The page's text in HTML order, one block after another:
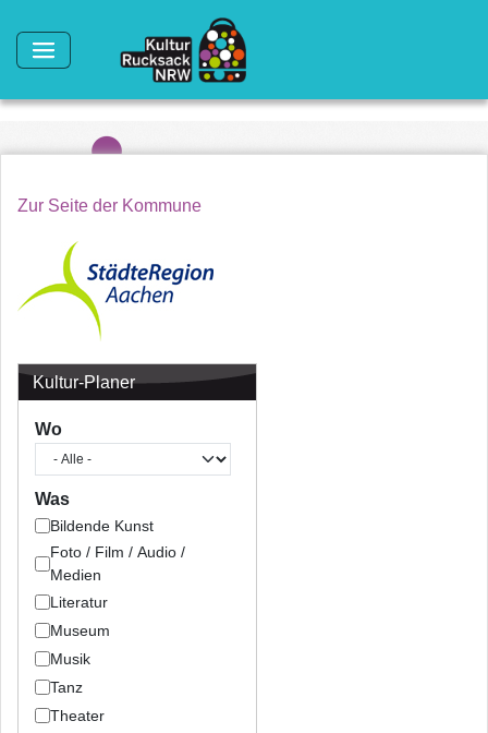
Zur Seite der Kommune
Kultur-Planer
Wo
Was
Bildende Kunst
Foto / Film / Audio /
Medien
Literatur
Museum
Musik
Tanz
Theater